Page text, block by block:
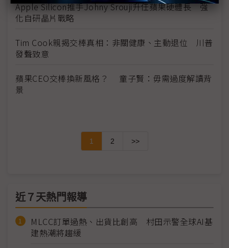
Apple Silicon推手Johny Srouji升任蘋果硬體長 強
化自研晶片戰略
Tim Cook親揭交棒真相：非關健康、主動退位 川普
發聲致意
蘋果CEO交棒換新風格？ 童子賢：毋需過度解讀背
景
1 2 >>
近７天熱門報導
MLCC訂單過熱、出貨比創高 村田示警全球AI基
建熱潮將趨緩